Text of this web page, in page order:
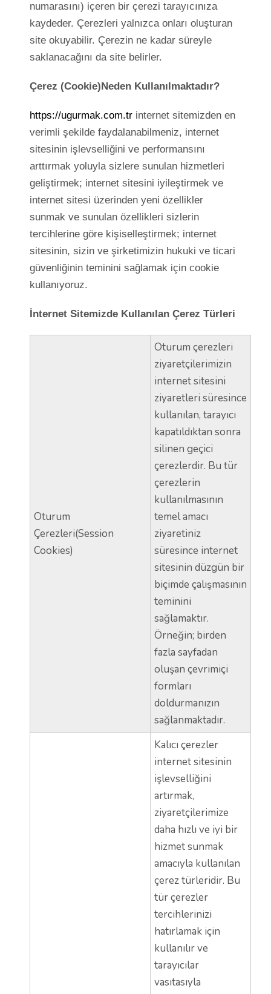
numarasını) içeren bir çerezi tarayıcınıza
kaydeder. Çerezleri yalnızca onları oluşturan
site okuyabilir. Çerezin ne kadar süreyle
saklanacağını da site belirler.
Çerez (Cookie)Neden Kullanılmaktadır?
https://ugurmak.com.trinternet sitemizden en
verimli şekilde faydalanabilmeniz, internet
sitesinin işlevselliğini ve performansını
arttırmak yoluyla sizlere sunulan hizmetleri
geliştirmek; internet sitesini iyileştirmek ve
internet sitesi üzerinden yeni özellikler
sunmak ve sunulan özellikleri sizlerin
tercihlerine göre kişiselleştirmek; internet
sitesinin, sizin ve şirketimizin hukuki ve ticari
güvenliğinin teminini sağlamak için cookie
kullanıyoruz.
İnternet Sitemizde Kullanılan Çerez Türleri
Oturum
Çerezleri(Session
Cookies)
Oturum çerezleri
ziyaretçilerimizin
internet sitesini
ziyaretleri süresince
kullanılan, tarayıcı
kapatıldıktan sonra
silinen geçici
çerezlerdir. Bu tür
çerezlerin
kullanılmasının
temel amacı
ziyaretiniz
süresince internet
sitesinin düzgün bir
biçimde çalışmasının
teminini
sağlamaktır.
Örneğin; birden
fazla sayfadan
oluşan çevrimiçi
formları
doldurmanızın
sağlanmaktadır.
Kalıcı çerezler
internet sitesinin
işlevselliğini
artırmak,
ziyaretçilerimize
daha hızlı ve iyi bir
hizmet sunmak
amacıyla kullanılan
çerez türleridir. Bu
tür çerezler
tercihlerinizi
hatırlamak için
kullanılır ve
tarayıcılar
vasıtasıyla